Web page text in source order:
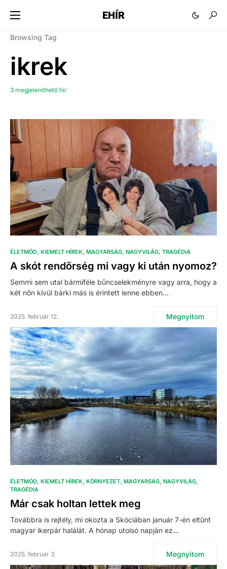
EHÍR
Browsing Tag
ikrek
3 megjeleníthető hír
ÉLETMÓD KIEMELT HÍREK MAGYARSÁG NAGYVILÁG TRAGÉDIA
A skót rendőrség mi vagy ki után nyomoz?
Semmi sem utal bármiféle bűncselekményre vagy arra, hogy a
két nőn kívül bárki más is érintett lenne ebben…
2025. február 12. Megnyitom
ÉLETMÓD KIEMELT HÍREK KÖRNYEZET MAGYARSÁG NAGYVILÁG
TRAGÉDIA
Már csak holtan lettek meg
Továbbra is rejtély, mi okozta a Skóciában január 7-én eltűnt
magyar ikerpár halálát. A hónap utolsó napján ez…
2025. február 3. Megnyitom